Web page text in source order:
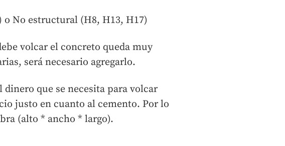
o No estructural (H8, H13, H17)
volcar el concreto queda muy
será necesario agregarlo.
que se necesita para volcar
justo en cuanto al cemento. Por lo
(alto * ancho * largo).